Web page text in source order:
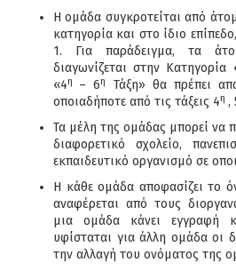
Η ομάδα συγκροτείται από
κατηγορία και στο ίδιο
1. Για παράδειγμα, τα
διαγωνίζεται στην
«4η – 6η
Τάξη» θα πρέπει
οποιαδήποτε από τις τάξεις 4η ,
Τα μέλη της ομάδας μπορεί να
διαφορετικό σχολείο,
εκπαιδευτικό οργανισμό σε
Η κάθε ομάδα αποφασίζει το
αναφέρεται από τους
μια ομάδα κάνει εγγραφή
υφίσταται για άλλη ομάδα οι
την αλλαγή του ονόματος της